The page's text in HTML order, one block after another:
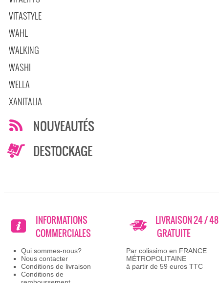
VITASTYLE
WAHL
WALKING
WASHI
WELLA
XANITALIA
NOUVEAUTÉS
DESTOCKAGE
INFORMATIONS
COMMERCIALES
Qui sommes-nous?
Nous contacter
Conditions de livraison
Conditions de
LIVRAISON 24 /
GRATUITE
Par colissimo en FRANCE
MÉTROPOLITAINE
à partir de 59 euros TTC